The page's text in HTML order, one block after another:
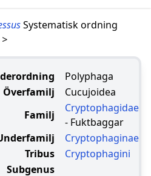
Systematisk ordning
>
Polyphaga
Överfamilj
Cucujoidea
Familj
Cryptophagidae
- Fuktbaggar
Cryptophaginae
Tribus
Cryptophagini
Subgenus